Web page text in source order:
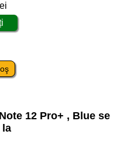
12 Pro+ , Blue se